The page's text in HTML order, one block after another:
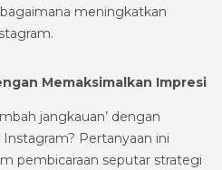
meningkatkan
Memaksimalkan Impresi
jangkauan’ dengan
Instagram? Pertanyaan ini
pembicaraan seputar strategi